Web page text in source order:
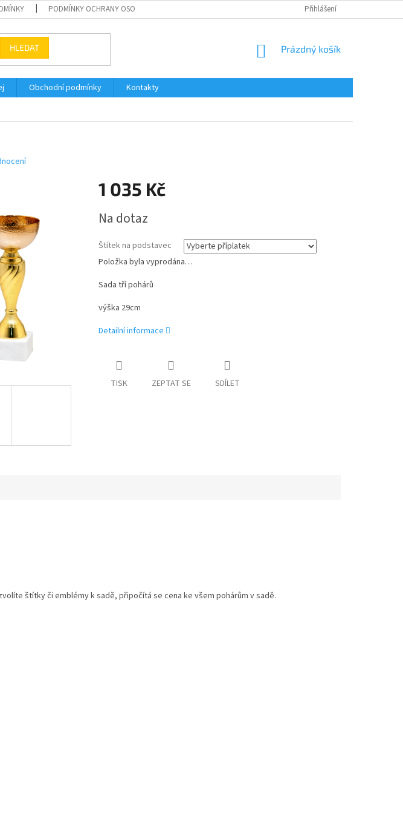
PODMÍNKY OCHRANY OSOBNÍCH ÚDAJŮ Přihlášení
HLEDAT
NÁKUPNÍ
Prázdný košík
Obchodní podmínky
Kontakty
1 035 Kč
cena:
Na dotaz
Štítek na podstavec
Položka byla vyprodána…
Sada tří pohárů
výška 29cm
Detailní informace
TISK ZEPTAT SE SDÍLET
štítky či emblémy k sadě, připočítá se cena ke všem pohárům v sadě.